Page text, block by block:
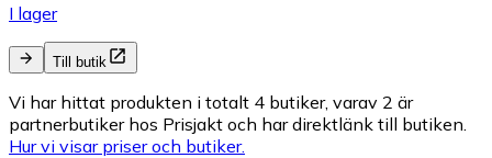
I lager
Till butik
Vi har hittat produkten i totalt 4 butiker, varav 2 är
partnerbutiker hos Prisjakt och har direktlänk till butiken.
Hur vi visar priser och butiker.